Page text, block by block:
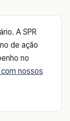
A SPR
de ação
no
nossos